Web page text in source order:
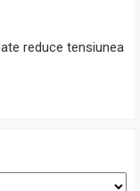
reduce tensiunea